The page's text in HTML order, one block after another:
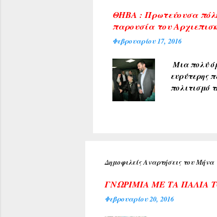
δικαιώματα
από άλλες
που
ΘΗΒΑ : Πρωτεύουσα
παρουσία του
Φεβρουαρίου 17, 2016
Μια πολύ
ευρύτερης
πολιτισμό
πρύτανη
αιθούσης
τιμή για
Δημοφιλείς Αναρτήσεις του Μήνα
ΓΝΩΡΙΜΙΑ ΜΕ ΤΑ ΠΑΛΙΑ
Φεβρουαρίου 20, 2016